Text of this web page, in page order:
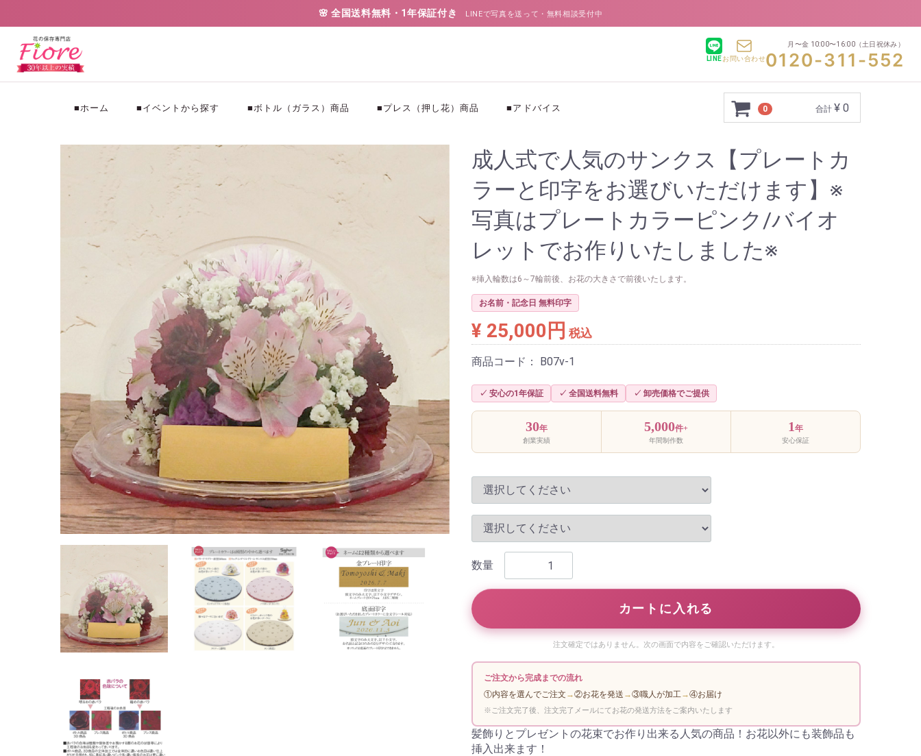
🌸 全国送料無料・1年保証付き LINEで写真を送って・無料相談受付中
LINEお問い合わせ
月〜金 10:00〜16:00（土日祝休み）
0120-311-552
0 合計 ¥ 0
■ホーム ■イベントから探す ■ボトル（ガラス）商品 ■プレス（押し花）商品 ■アドバイス
成人式で人気のサンクス【プレートカ
ラーと印字をお選びいただけます】※
写真はプレートカラーピンク/バイオ
レットでお作りいたしました※
※挿入輪数は6～7輪前後、お花の大きさで前後いたします。
お名前・記念日 無料印字
¥ 25,000円 税込
商品コード： B07v-1
✓ 安心の1年保証 ✓ 全国送料無料 ✓ 卸売価格でご提供
30年
創業実績
5,000件+
年間制作数
1 年
安心保証
数量
カートに入れる
注文確定ではありません。次の画面で内容をご確認いただけます。
ご注文から完成までの流れ
①内容を選んでご注文 →②お花を発送 →③職人が加工→④お届け
※ご注文完了後、注文完了メールにてお花の発送方法をご案内いたします
髪飾りとプレゼントの花束でお作り出来る人気の商品！お花以外にも装飾品も
挿入出来ます！